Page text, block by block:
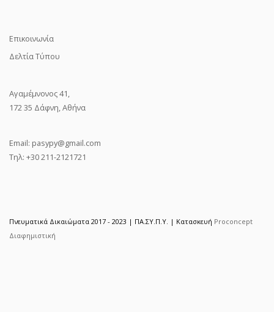
Επικοινωνία
Δελτία Τύπου
Αγαμέμνονος 41,
172 35 Δάφνη, Αθήνα
Email: pasypy@gmail.com
Τηλ: +30 211-2121721
Πνευματικά Δικαιώματα 2017 - 2023 | ΠΑ.ΣΥ.Π.Υ. | Κατασκευή Proconcept
Διαφημιστική